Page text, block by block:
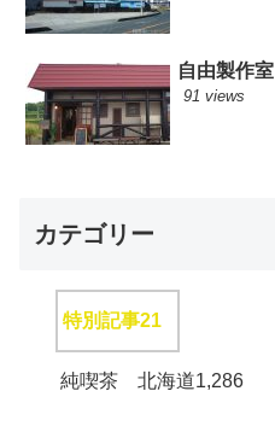
自由製作室
91 views
カテゴリー
特別記事21
純喫茶 北海道1,286